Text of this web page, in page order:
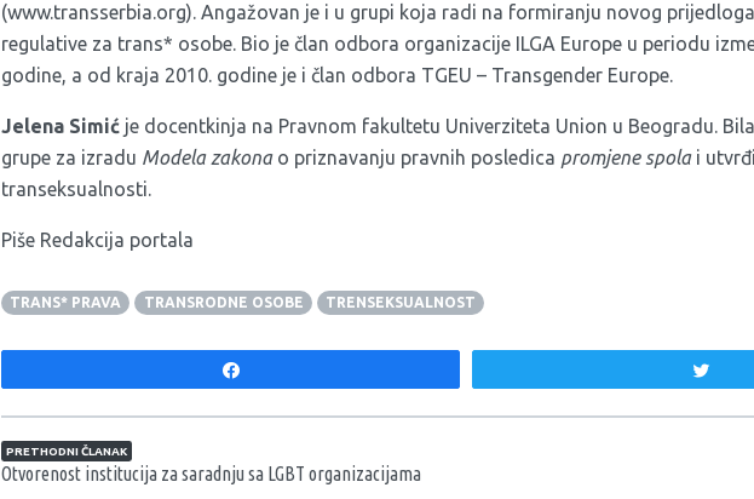
(www.transserbia.org). Angažovan je i u grupi koja radi na formiranju novog
regulative za trans* osobe. Bio je član odbora organizacije ILGA Europe u periodu
godine, a od kraja 2010. godine je i član odbora TGEU – Transgender Europe.
Jelena Simić je docentkinja na Pravnom fakultetu Univerziteta Union u Beogradu.
grupe za izradu Modela zakonao priznavanju pravnih posledica promjene spolai
transeksualnosti.
Piše Redakcija portala
TRANS* PRAVA TRANSRODNE OSOBE TRENSEKSUALNOST
Navigacija članaka
PRETHODNI ČLANAK
Otvorenost institucija za saradnju sa LGBT organizacijama